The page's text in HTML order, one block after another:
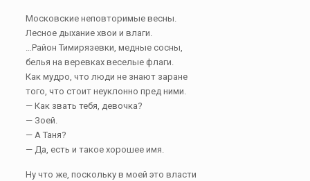
Московские неповторимые весны.
Лесное дыхание хвои и влаги.
…Район Тимирязевки, медные сосны,
белья на веревках веселые флаги.
Как мудро, что люди не знают заране
того, что стоит неуклонно пред ними.
— Как звать тебя, девочка?
— Зоей.
— А Таня?
— Да, есть и такое хорошее имя.
Ну что же, поскольку в моей это власти